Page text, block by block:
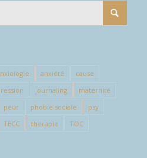
recevez gratuitement les
anxiété
cause
journaling
maternité
peur phobie sociale
psy
TECC therapie
TOC